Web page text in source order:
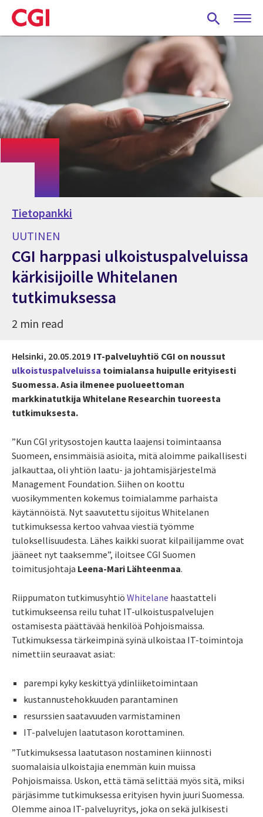
Skip
to
main
Tietopankki
UUTINEN
CGI harppasi ulkoistuspalveluissa
kärkisijoille Whitelanen
tutkimuksessa
2 min read
Helsinki, 20.05.2019 IT-palveluyhtiö CGI on noussut
ulkoistuspalveluissa toimialansa huipulle erityisesti
Suomessa. Asia ilmenee puolueettoman
markkinatutkija Whitelane Researchin tuoreesta
tutkimuksesta.
”Kun CGI yritysostojen kautta laajensi toimintaansa
Suomeen, ensimmäisiä asioita, mitä aloimme paikallisesti
jalkauttaa, oli yhtiön laatu- ja johtamisjärjestelmä
Management Foundation. Siihen on koottu
vuosikymmenten kokemus toimialamme parhaista
käytännöistä. Nyt saavutettu sijoitus Whitelanen
tutkimuksessa kertoo vahvaa viestiä työmme
tuloksellisuudesta. Lähes kaikki suorat kilpailijamme ovat
jääneet nyt taaksemme”, iloitsee CGI Suomen
toimitusjohtaja Leena-Mari Lähteenmaa.
Riippumaton tutkimusyhtiö Whitelane haastatteli
tutkimukseensa reilu tuhat IT-ulkoistuspalvelujen
ostamisesta päättävää henkilöä Pohjoismaissa.
Tutkimuksessa tärkeimpinä syinä ulkoistaa IT-toimintoja
nimettiin seuraavat asiat:
parempi kyky keskittyä ydinliiketoimintaan
kustannustehokkuuden parantaminen
resurssien saatavuuden varmistaminen
IT-palvelujen laatutason korottaminen.
”Tutkimuksessa laatutason nostaminen kiinnosti
suomalaisia ulkoistajia enemmän kuin muissa
Pohjoismaissa. Uskon, että tämä selittää myös sitä, miksi
pärjäsimme tutkimuksessa erityisen hyvin juuri Suomessa.
Olemme ainoa IT-palveluyritys, joka on sekä julkisesti